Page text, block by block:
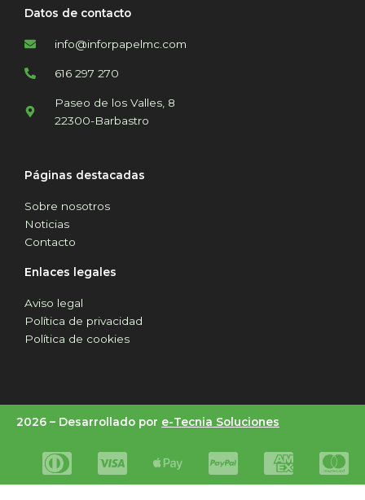
Datos de contacto
info@inforpapelmc.com
616 297 270
Paseo de los Valles, 8
22300-Barbastro
Páginas destacadas
Sobre nosotros
Noticias
Contacto
Enlaces legales
Aviso legal
Política de privacidad
Política de cookies
2026 – Desarrollado por e-Tecnia Soluciones